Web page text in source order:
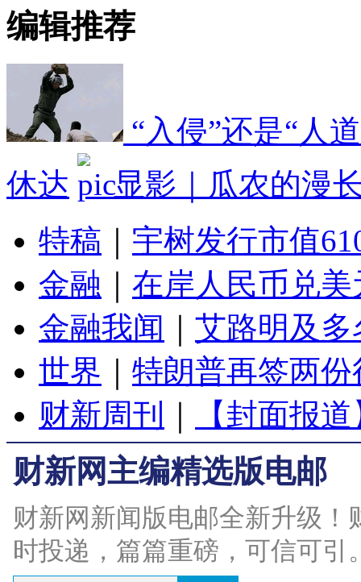
编辑推荐
“入侵”还是“人
休达
显影｜瓜农的漫
特稿
宇树发行市值
金融
在岸人民币兑
金融我闻
艾路明及
世界
特朗普再签两
财新周刊
【封面报
财新网主编精选版电邮
财新网新闻版电邮全新升级
时投递，篇篇重磅，可信可引